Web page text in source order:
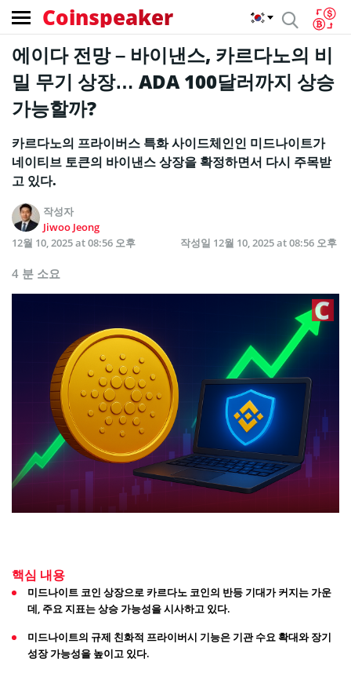
Coinspeaker
에이다 전망 – 바이낸스, 카르다노의 비
밀 무기 상장… ADA 100달러까지 상승
가능할까?
카르다노의 프라이버스 특화 사이드체인인 미드나이트가
네이티브 토큰의 바이낸스 상장을 확정하면서 다시 주목받
고 있다.
작성자
Jiwoo Jeong
12월 10, 2025 at 08:56 오후
작성일 12월 10, 2025 at 08:56 오후
4 분 소요
핵심 내용
미드나이트 코인 상장으로 카르다노 코인의 반등 기대가 커지는 가운
데, 주요 지표는 상승 가능성을 시사하고 있다.
미드나이트의 규제 친화적 프라이버시 기능은 기관 수요 확대와 장기
성장 가능성을 높이고 있다.